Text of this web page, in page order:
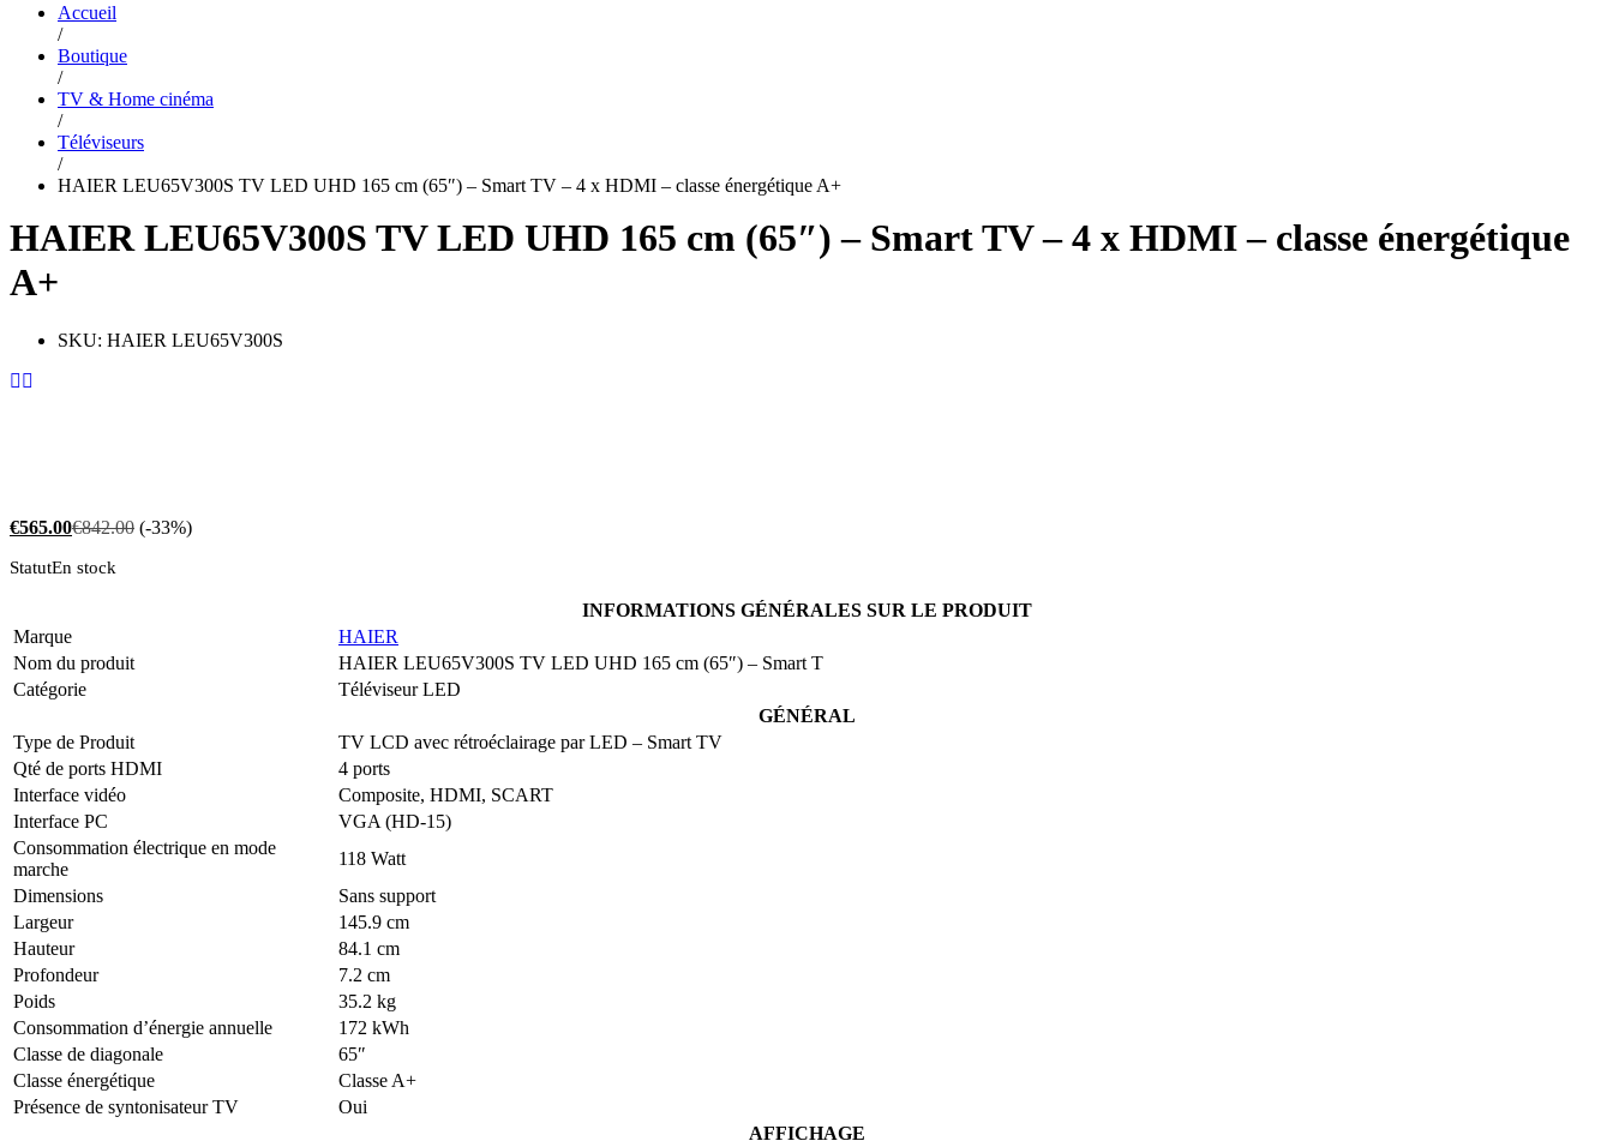
Accueil
/
Boutique
/
TV & Home cinéma
/
Téléviseurs
/
HAIER LEU65V300S TV LED UHD 165 cm (65″) – Smart TV – 4 x HDMI – classe énergétique A+
HAIER LEU65V300S TV LED UHD 165 cm (65″) – Smart TV – 4 x HDMI – classe énergétique
A+
SKU: HAIER LEU65V300S
€565.00€842.00 (-33%)
StatutEn stock
INFORMATIONS GÉNÉRALES SUR LE PRODUIT
Marque
HAIER
Nom du produit
HAIER LEU65V300S TV LED UHD 165 cm (65″) – Smart T
Catégorie
Téléviseur LED
GÉNÉRAL
Type de Produit
TV LCD avec rétroéclairage par LED – Smart TV
Qté de ports HDMI
4 ports
Interface vidéo
Composite, HDMI, SCART
Interface PC
VGA (HD-15)
Consommation électrique en mode
marche
118 Watt
Dimensions
Sans support
Largeur
145.9 cm
Hauteur
84.1 cm
Profondeur
7.2 cm
Poids
35.2 kg
Consommation d’énergie annuelle
172 kWh
Classe de diagonale
65″
Classe énergétique
Classe A+
Présence de syntonisateur TV
Oui
AFFICHAGE